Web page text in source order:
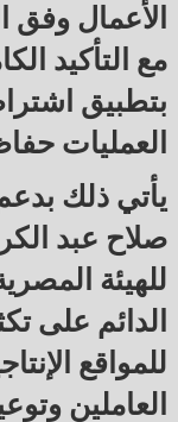
الأعمال وفق
مع التأكيد
بتطبيق
العمليات
يأتي ذلك
صلاح عبد
للهيئة
الدائم على
للمواقع
العاملين